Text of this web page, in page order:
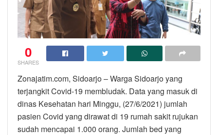
0
SHARES
Zonajatim.com, Sidoarjo – Warga Sidoarjo yang
terjangkit Covid-19 membludak. Data yang masuk di
dinas Kesehatan hari Minggu, (27/6/2021) jumlah
pasien Covid yang dirawat di 19 rumah sakit rujukan
sudah mencapai 1.000 orang. Jumlah bed yang